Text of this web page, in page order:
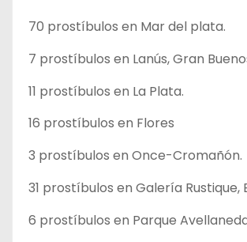
70 prostíbulos en Mar del plata.
7 prostíbulos en Lanús, Gran
11 prostíbulos en La Plata.
16 prostíbulos en Flores
3 prostíbulos en Once-Cromañón.
31 prostíbulos en Galería Rustique,
6 prostíbulos en Parque